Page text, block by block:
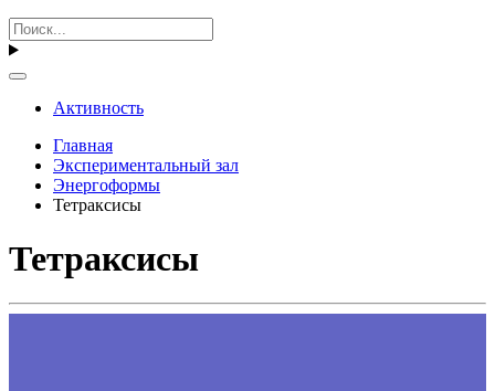
Активность
Главная
Экспериментальный зал
Энергоформы
Тетраксисы
Тетраксисы